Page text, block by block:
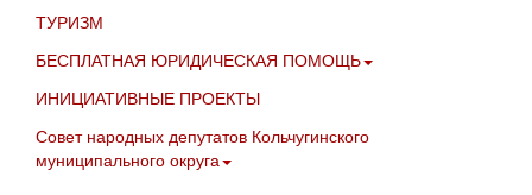
ТУРИЗМ
БЕСПЛАТНАЯ ЮРИДИЧЕСКАЯ ПОМОЩЬ
ИНИЦИАТИВНЫЕ ПРОЕКТЫ
Совет народных депутатов Кольчугинского
муниципального округа